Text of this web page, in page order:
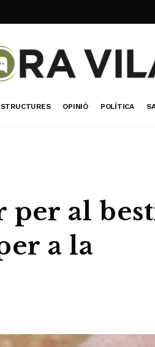
OPINIÓ POLÍTICA
per al
a la